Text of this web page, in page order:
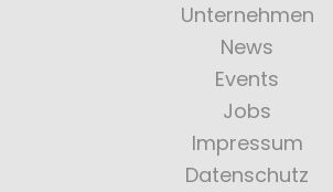
Unternehmen
News
Events
Jobs
Impressum
Datenschutz